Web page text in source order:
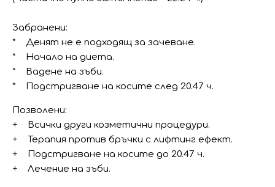
Забранени:
* Денят не е подходящ за зачеване.
* Начало на диета.
* Вадене на зъби.
* Подстригване на косите след 20.47 ч.
Позволени:
+ Всички други козметични процедури.
+ Терапия против бръчки с лифтинг ефект.
+ Подстригване на косите до 20.47 ч.
+ Лечение на зъби.